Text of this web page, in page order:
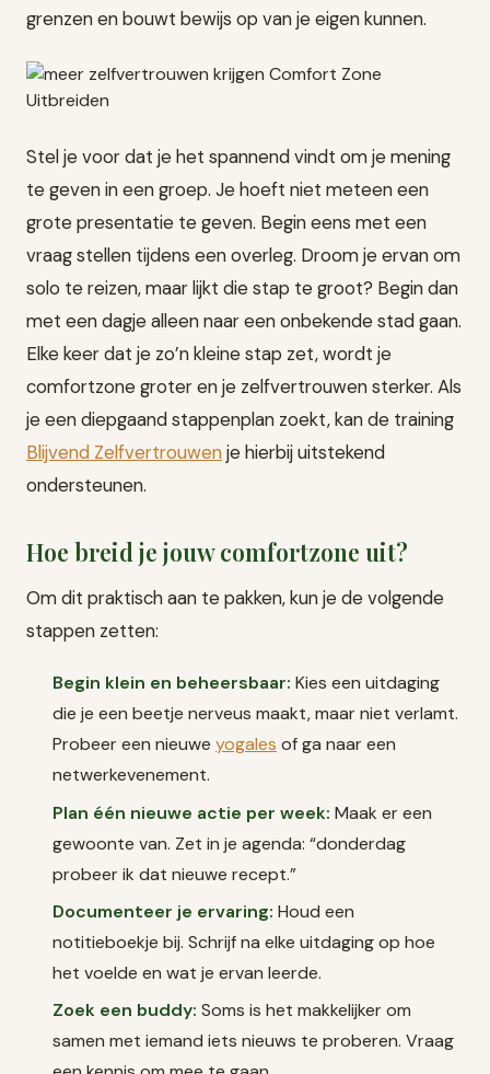
grenzen en bouwt bewijs op van je eigen kunnen.
Stel je voor dat je het spannend vindt om je mening
te geven in een groep. Je hoeft niet meteen een
grote presentatie te geven. Begin eens met een
vraag stellen tijdens een overleg. Droom je ervan om
solo te reizen, maar lijkt die stap te groot? Begin dan
met een dagje alleen naar een onbekende stad gaan.
Elke keer dat je zo’n kleine stap zet, wordt je
comfortzone groter en je zelfvertrouwen sterker. Als
je een diepgaand stappenplan zoekt, kan de training
Blijvend Zelfvertrouwenje hierbij uitstekend
ondersteunen.
Hoe breid je jouw comfortzone uit?
Om dit praktisch aan te pakken, kun je de volgende
stappen zetten:
Begin klein en beheersbaar: Kies een uitdaging
die je een beetje nerveus maakt, maar niet verlamt.
Probeer een nieuwe yogales of ga naar een
netwerkevenement.
Plan één nieuwe actie per week: Maak er een
gewoonte van. Zet in je agenda: “donderdag
probeer ik dat nieuwe recept.”
Documenteer je ervaring: Houd een
notitieboekje bij. Schrijf na elke uitdaging op hoe
het voelde en wat je ervan leerde.
Zoek een buddy: Soms is het makkelijker om
samen met iemand iets nieuws te proberen. Vraag